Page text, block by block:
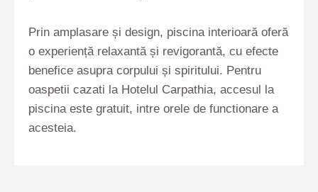
Prin amplasare și design, piscina interioară oferă
o experiență relaxantă și revigorantă, cu efecte
benefice asupra corpului și spiritului. Pentru
oaspetii cazati la Hotelul Carpathia, accesul la
piscina este gratuit, intre orele de functionare a
acesteia.